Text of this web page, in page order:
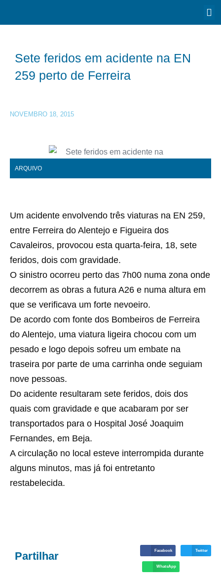
Sete feridos em acidente na EN
259 perto de Ferreira
NOVEMBRO 18, 2015
ARQUIVO
Um acidente envolvendo três viaturas na EN 259,
entre Ferreira do Alentejo e Figueira dos
Cavaleiros, provocou esta quarta-feira, 18, sete
feridos, dois com gravidade.
O sinistro ocorreu perto das 7h00 numa zona onde
decorrem as obras a futura A26 e numa altura em
que se verificava um forte nevoeiro.
De acordo com fonte dos Bombeiros de Ferreira
do Alentejo, uma viatura ligeira chocou com um
pesado e logo depois sofreu um embate na
traseira por parte de uma carrinha onde seguiam
nove pessoas.
Do acidente resultaram sete feridos, dois dos
quais com gravidade e que acabaram por ser
transportados para o Hospital José Joaquim
Fernandes, em Beja.
A circulação no local esteve interrompida durante
alguns minutos, mas já foi entretanto
restabelecida.
Partilhar Facebook Twitter
WhatsApp